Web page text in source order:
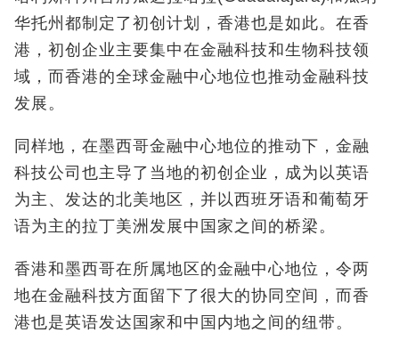
华托州都制定了初创计划，香港也是如此。在香
港，初创企业主要集中在金融科技和生物科技领
域，而香港的全球金融中心地位也推动金融科技
发展。
同样地，在墨西哥金融中心地位的推动下，金融
科技公司也主导了当地的初创企业，成为以英语
为主、发达的北美地区，并以西班牙语和葡萄牙
语为主的拉丁美洲发展中国家之间的桥梁。
香港和墨西哥在所属地区的金融中心地位，令两
地在金融科技方面留下了很大的协同空间，而香
港也是英语发达国家和中国内地之间的纽带。